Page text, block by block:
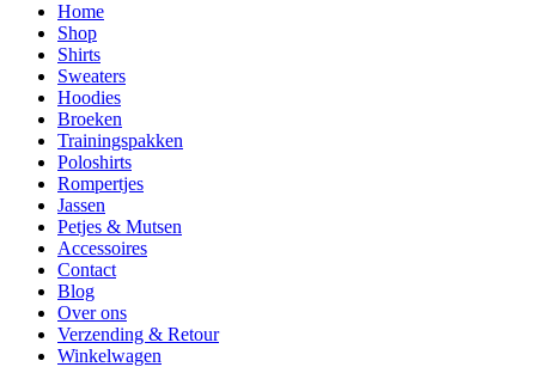
Home
Shop
Shirts
Sweaters
Hoodies
Broeken
Trainingspakken
Poloshirts
Rompertjes
Jassen
Petjes & Mutsen
Accessoires
Contact
Blog
Over ons
Verzending & Retour
Winkelwagen